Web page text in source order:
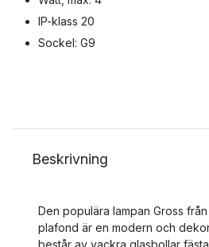
IP-klass 20
Sockel: G9
Beskrivning
Den populära lampan Gross
plafond är en modern och
består av vackra glasbollar